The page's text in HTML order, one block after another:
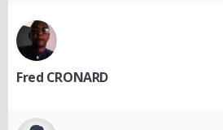
Fred CRONARD